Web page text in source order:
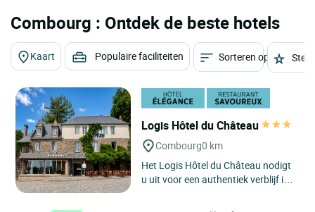
Combourg : Ontdek de beste hotels
Kaart Populaire faciliteiten Sorteren op
Logis Hôtel du Château
Combourg0 km
Het Logis Hôtel du Château nodigt
u uit voor een authentiek verblijf in